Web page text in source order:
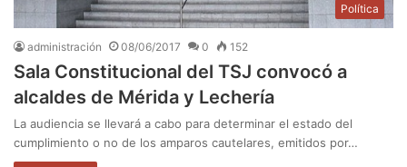
Política
administración 08/06/2017 0 152
Sala Constitucional del TSJ convocó a
alcaldes de Mérida y Lechería
La audiencia se llevará a cabo para determinar el estado del
cumplimiento o no de los amparos cautelares, emitidos por…